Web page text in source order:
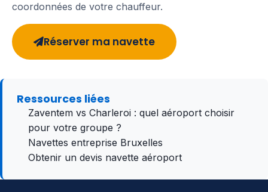
coordonnées de votre chauffeur.
Réserver ma navette
Ressources liées
Zaventem vs Charleroi : quel aéroport choisir
pour votre groupe ?
Navettes entreprise Bruxelles
Obtenir un devis navette aéroport